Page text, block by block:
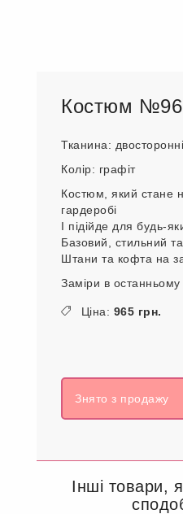
Костюм
Тканина:
Колір: графіт
Костюм, який стане
гардеробі
І підійде для будь-
Базовий, стильний
Штани та кофта на
Заміри в
Ціна: 965 грн.
Знято з продажу
Інші товари,